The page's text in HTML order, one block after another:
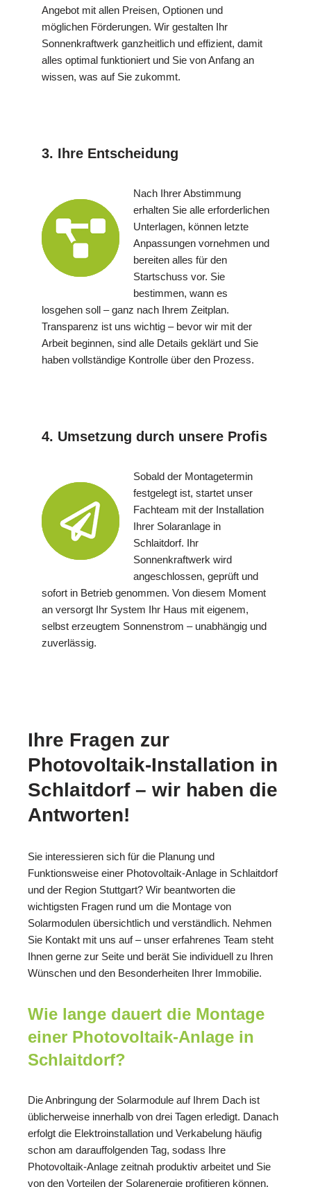
Angebot mit allen Preisen, Optionen und
möglichen Förderungen. Wir gestalten Ihr
Sonnenkraftwerk ganzheitlich und effizient, damit
alles optimal funktioniert und Sie von Anfang an
wissen, was auf Sie zukommt.
3. Ihre Entscheidung
Nach Ihrer Abstimmung
erhalten Sie alle erforderlichen
Unterlagen, können letzte
Anpassungen vornehmen und
bereiten alles für den
Startschuss vor. Sie
bestimmen, wann es
losgehen soll – ganz nach Ihrem Zeitplan.
Transparenz ist uns wichtig – bevor wir mit der
Arbeit beginnen, sind alle Details geklärt und Sie
haben vollständige Kontrolle über den Prozess.
4. Umsetzung durch unsere Profis
Sobald der Montagetermin
festgelegt ist, startet unser
Fachteam mit der Installation
Ihrer Solaranlage in
Schlaitdorf. Ihr
Sonnenkraftwerk wird
angeschlossen, geprüft und
sofort in Betrieb genommen. Von diesem Moment
an versorgt Ihr System Ihr Haus mit eigenem,
selbst erzeugtem Sonnenstrom – unabhängig und
zuverlässig.
Ihre Fragen zur
Photovoltaik-Installation in
Schlaitdorf – wir haben die
Antworten!
Sie interessieren sich für die Planung und
Funktionsweise einer Photovoltaik-Anlage in Schlaitdorf
und der Region Stuttgart? Wir beantworten die
wichtigsten Fragen rund um die Montage von
Solarmodulen übersichtlich und verständlich. Nehmen
Sie Kontakt mit uns auf – unser erfahrenes Team steht
Ihnen gerne zur Seite und berät Sie individuell zu Ihren
Wünschen und den Besonderheiten Ihrer Immobilie.
Wie lange dauert die Montage
einer Photovoltaik-Anlage in
Schlaitdorf?
Die Anbringung der Solarmodule auf Ihrem Dach ist
üblicherweise innerhalb von drei Tagen erledigt. Danach
erfolgt die Elektroinstallation und Verkabelung häufig
schon am darauffolgenden Tag, sodass Ihre
Photovoltaik-Anlage zeitnah produktiv arbeitet und Sie
von den Vorteilen der Solarenergie profitieren können.